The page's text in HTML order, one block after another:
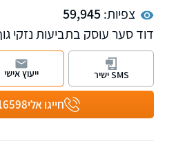
צפיות:59,945
דוד סער עוסק בתביעות נזקי
אובדן כושר עבודה, רשלנות
הביטחון וביטוח לאומי. בכיר
ביטוח, בעל השכלה בכלכלה
חייגו אלי
SMS ישיר ייעוץ אישי